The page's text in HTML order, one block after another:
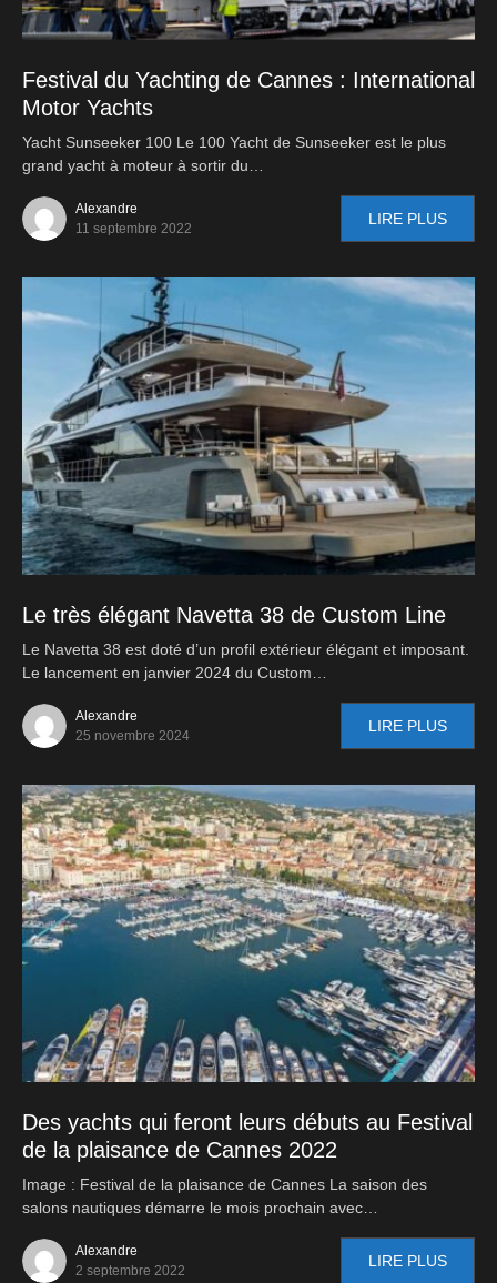
Festival du Yachting de Cannes : International
Motor Yachts
Yacht Sunseeker 100 Le 100 Yacht de Sunseeker est le plus
grand yacht à moteur à sortir du…
Alexandre
11 septembre 2022
LIRE PLUS
Le très élégant Navetta 38 de Custom Line
Le Navetta 38 est doté d’un profil extérieur élégant et imposant.
Le lancement en janvier 2024 du Custom…
Alexandre
25 novembre 2024
LIRE PLUS
Des yachts qui feront leurs débuts au Festival
de la plaisance de Cannes 2022
Image : Festival de la plaisance de Cannes La saison des
salons nautiques démarre le mois prochain avec…
Alexandre
2 septembre 2022
LIRE PLUS